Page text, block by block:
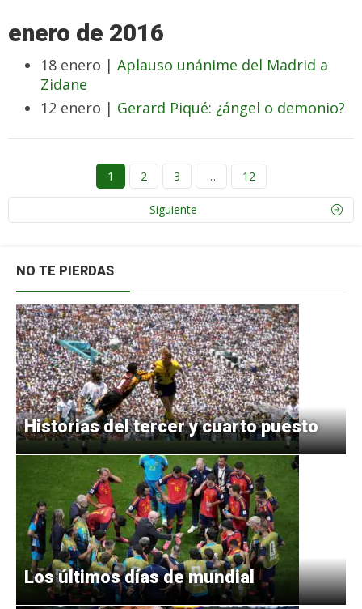
enero de 2016
18 enero | Aplauso unánime del Madrid a
Zidane
12 enero | Gerard Piqué: ¿ángel o demonio?
1 2 3 … 12
Siguiente
NO TE PIERDAS
Historias del tercer y cuarto puesto
Los últimos días de mundial